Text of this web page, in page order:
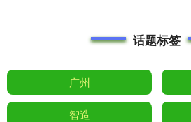
话题标签
广州
智造